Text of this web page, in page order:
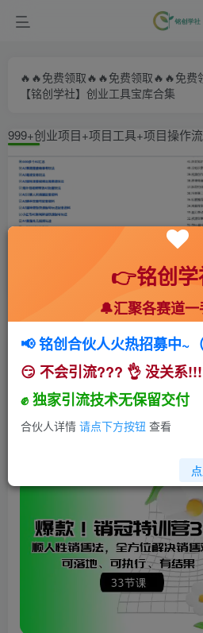
🔥🔥免费领取🔥🔥免费领取
【铭创学社】创业工具宝库合集
999+创业项目+项目工具+项目操作
首页 🍻会员专享 📚综合教程 正文
爆款！销冠特训营3.0之顺人
决销售难题、可落地、可执..
小助手
👉铭创
🔔汇聚各赛道
📢 铭创合伙人火热招募中~
😏 不会引流??? 👌 没关系!!!
✊ 独家引流技术无保留交付
合伙人详情 请点下方按钮 查看